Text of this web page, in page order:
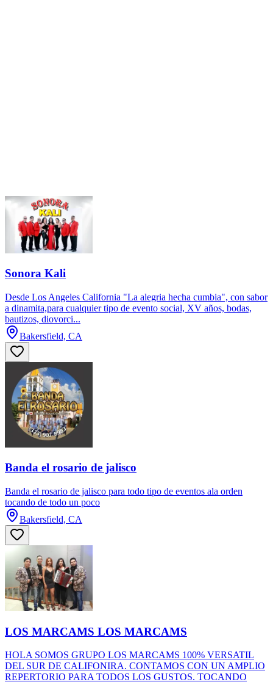
Sonora Kali
Desde Los Angeles California "La alegria hecha cumbia", con sabor
a dinamita,para cualquier tipo de evento social, XV años, bodas,
bautizos, diovorci...
Bakersfield, CA
Banda el rosario de jalisco
Banda el rosario de jalisco para todo tipo de eventos ala orden
tocando de todo un poco
Bakersfield, CA
LOS MARCAMS LOS MARCAMS
HOLA SOMOS GRUPO LOS MARCAMS 100% VERSATIL
DEL SUR DE CALIFONIRA. CONTAMOS CON UN AMPLIO
REPERTORIO PARA TODOS LOS GUSTOS. TOCANDO